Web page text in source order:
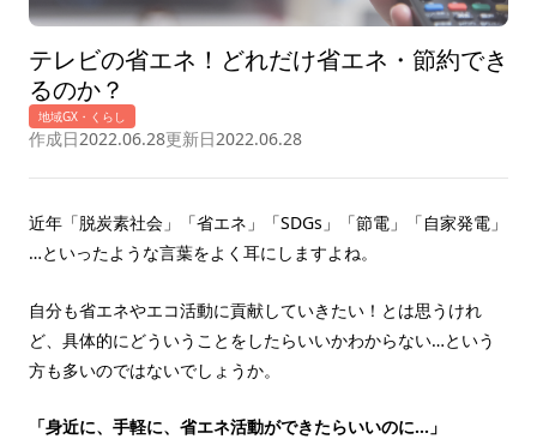
地域GX・くらし
作成日2022.06.28更新日2022.06.28
テレビの省エネ！どれだけ省エネ・節約でき
るのか？
近年「脱炭素社会」「省エネ」「SDGs」「節電」「自家発電」
…といったような言葉をよく耳にしますよね。
自分も省エネやエコ活動に貢献していきたい！とは思うけれ
ど、具体的にどういうことをしたらいいかわからない…という
方も多いのではないでしょうか。
「身近に、手軽に、省エネ活動ができたらいいのに…」